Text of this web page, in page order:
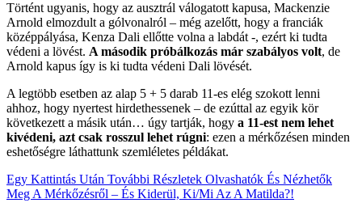
Történt ugyanis, hogy az ausztrál válogatott kapusa, Mackenzie
Arnold elmozdult a gólvonalról – még azelőtt, hogy a franciák
középpályása, Kenza Dali ellőtte volna a labdát -, ezért ki tudta
védeni a lövést. A második próbálkozás már szabályos volt, de
Arnold kapus így is ki tudta védeni Dali lövését.
A legtöbb esetben az alap 5 + 5 darab 11-es elég szokott lenni
ahhoz, hogy nyertest hirdethessenek – de ezúttal az egyik kör
következett a másik után… úgy tartják, hogy a 11-est nem lehet
kivédeni, azt csak rosszul lehet rúgni: ezen a mérkőzésen minden
eshetőségre láthattunk szemléletes példákat.
Egy Kattintás Után További Részletek Olvashatók És Nézhetők
Meg A Mérkőzésről – És Kiderül, Ki/Mi Az A Matilda?!